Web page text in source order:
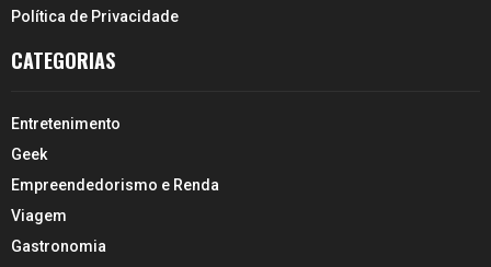
Política de Privacidade
CATEGORIAS
Entretenimento
Geek
Empreendedorismo e Renda
Viagem
Gastronomia